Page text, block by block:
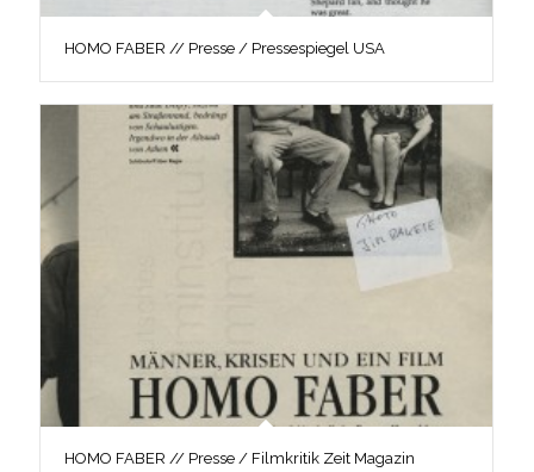
HOMO FABER // Presse / Pressespiegel USA
HOMO FABER // Presse / Filmkritik Zeit Magazin